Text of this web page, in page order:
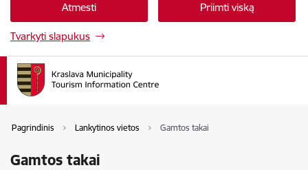
Atmesti Priimti viską
Tvarkyti slapukus
Pagrindinis Lankytinos vietos Gamtos takai
Gamtos takai